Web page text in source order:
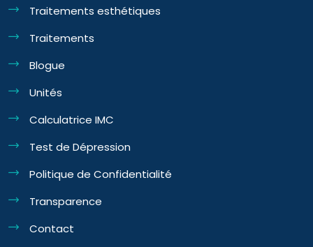
Traitements esthétiques
Traitements
Blogue
Unités
Calculatrice IMC
Test de Dépression
Politique de Confidentialité
Transparence
Contact